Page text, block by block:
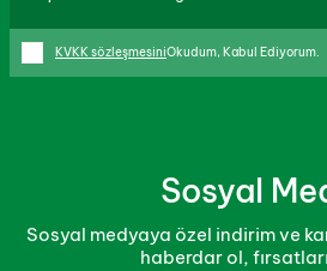
KVKK sözleşmesiniOkudum, Kabul Ediyorum.
Sosyal
Sosyal medyaya özel indirim ve
haberdar ol,